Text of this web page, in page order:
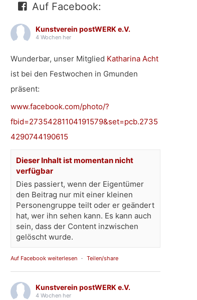
Auf Facebook:
Kunstverein postWERK e.V.
4 Wochen her
Wunderbar, unser Mitglied Katharina Acht
ist bei den Festwochen in Gmunden
präsent:
www.facebook.com/photo/?
fbid=27354281104191579&set=pcb.2735
4290744190615
Dieser Inhalt ist momentan nicht
verfügbar
Dies passiert, wenn der Eigentümer
den Beitrag nur mit einer kleinen
Personengruppe teilt oder er geändert
hat, wer ihn sehen kann. Es kann auch
sein, dass der Content inzwischen
gelöscht wurde.
Auf Facebook weiterlesen · Teilen/share
Kunstverein postWERK e.V.
4 Wochen her